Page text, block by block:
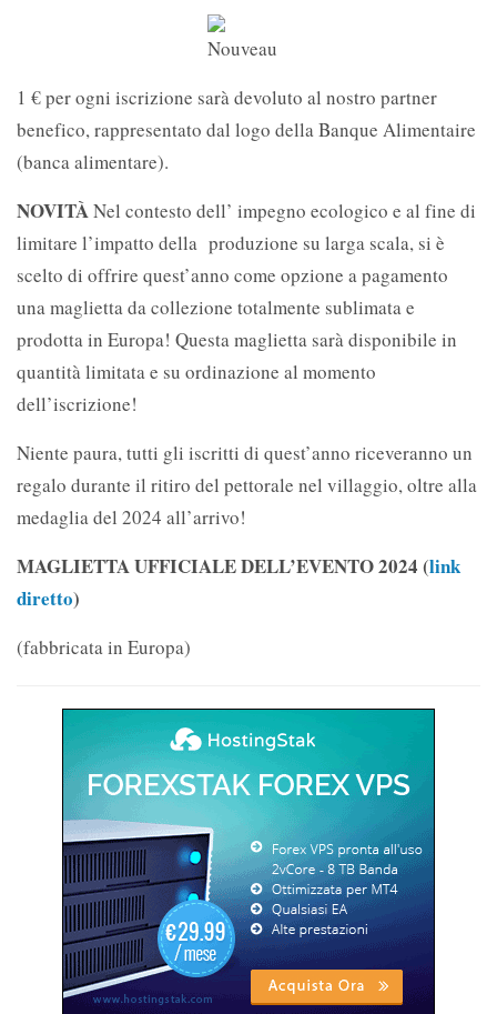
1 € per ogni iscrizione sarà devoluto al nostro partner
benefico, rappresentato dal logo della Banque Alimentaire
(banca alimentare).
NOVITÀNel contesto dell’ impegno ecologico e al fine di
limitare l’impatto della produzione su larga scala, si è
scelto di offrire quest’anno come opzione a pagamento
una maglietta da collezione totalmente sublimata e
prodotta in Europa! Questa maglietta sarà disponibile in
quantità limitata e su ordinazione al momento
dell’iscrizione!
Niente paura, tutti gli iscritti di quest’anno riceveranno un
regalo durante il ritiro del pettorale nel villaggio, oltre alla
medaglia del 2024 all’arrivo!
MAGLIETTA UFFICIALE DELL’EVENTO 2024 (link
diretto)
(fabbricata in Europa)